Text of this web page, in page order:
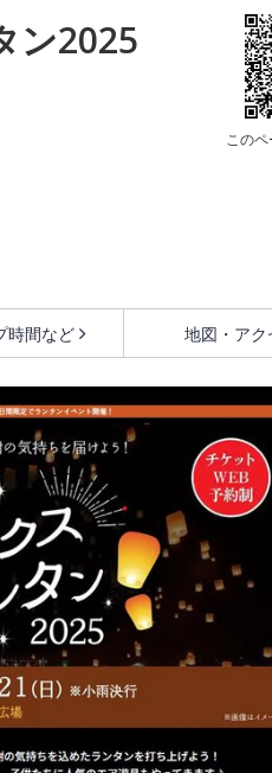
ン2025
この
時間など 地図・アク